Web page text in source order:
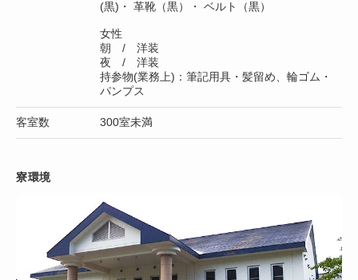
(黒)・ 革靴（黒）・ ベルト（黒）
女性
朝 / 洋装
夜 / 洋装
持参物(業務上)：筆記用具・髪留め、輪ゴム・
パンプス
客室数 300室未満
寮環境